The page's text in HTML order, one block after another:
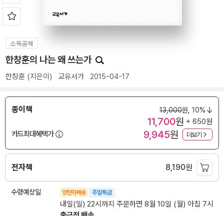
소득공제
한창훈의 나는 왜 쓰는가
한창훈 (지은이) 교유서가 2015-04-17
종이책 13,000원, 10%
11,700원 + 650원
카드최대혜택가
9,945원 더보기
전자책 8,190원
수령예상일 양탄자배송 주말특급
내일(일) 22시까지 주문하면 8월 10일 (월) 아침 7시